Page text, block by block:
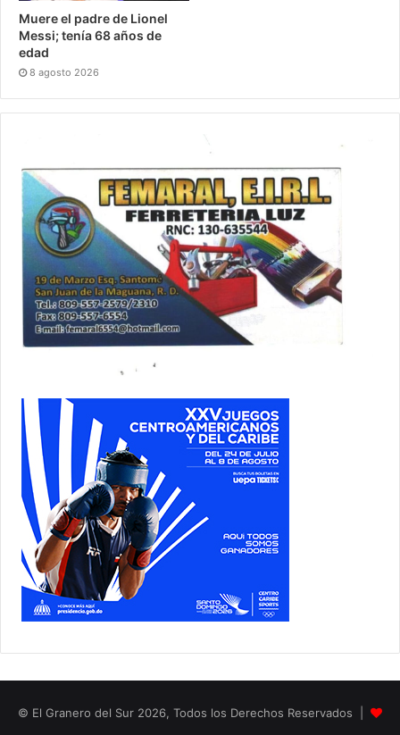
Muere el padre de Lionel
Messi; tenía 68 años de
edad
8 agosto 2026
© El Granero del Sur 2026, Todos los Derechos Reservados |